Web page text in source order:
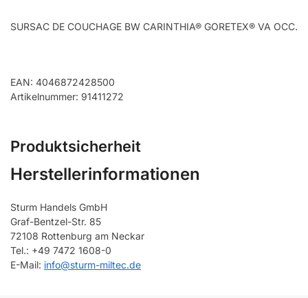
SURSAC DE COUCHAGE BW CARINTHIA® GORETEX® VA OCC.
EAN: 4046872428500
Artikelnummer: 91411272
Produktsicherheit
Herstellerinformationen
Sturm Handels GmbH
Graf-Bentzel-Str. 85
72108 Rottenburg am Neckar
Tel.: +49 7472 1608-0
E-Mail: info@sturm-miltec.de